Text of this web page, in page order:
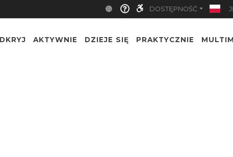
DOSTĘPNOŚĆ
AKTYWNIE DZIEJE SIĘ PRAKTYCZNIE